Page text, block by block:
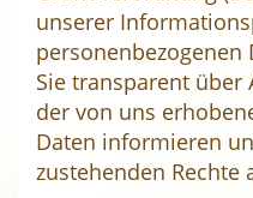
unserer
Sie transparent über
der von uns
Daten informieren
zustehenden Rechte